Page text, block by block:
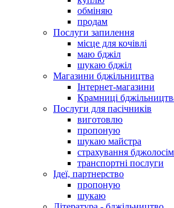
обміняю
продам
Послуги запилення
місце для кочівлі
маю бджіл
шукаю бджіл
Магазини бджільництва
Інтернет-магазини
Крамниці
Послуги для пасічників
виготовлю
пропоную
шукаю майстра
страхування
транспортні послуги
Ідеї, партнерство
пропоную
шукаю